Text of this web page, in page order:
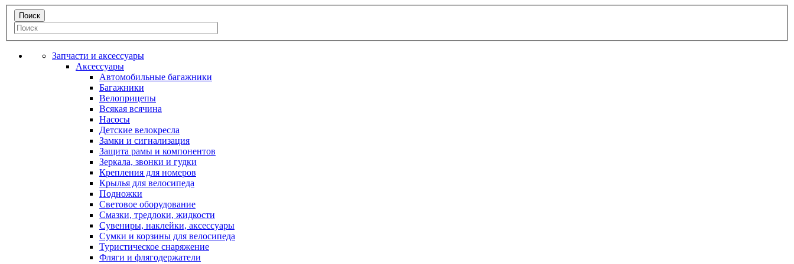
Запчасти и аксессуары
Аксессуары
Автомобильные багажники
Багажники
Велоприцепы
Всякая всячина
Насосы
Детские велокресла
Замки и сигнализация
Защита рамы и компонентов
Зеркала, звонки и гудки
Крепления для номеров
Крылья для велосипеда
Подножки
Световое оборудование
Смазки, тредлоки, жидкости
Сувениры, наклейки, аксессуары
Сумки и корзины для велосипеда
Туристическое снаряжение
Фляги и флягодержатели